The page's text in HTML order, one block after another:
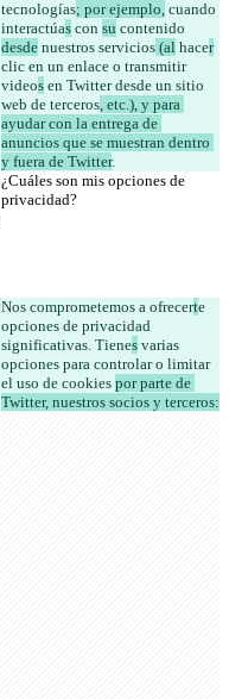
tecnologías; por ejemplo, cuando
interactúas con su contenido
desde nuestros servicios (al hacer
clic en un enlace o transmitir
videos en Twitter desde un sitio
web de terceros, etc.), y para
ayudar con la entrega de
anuncios que se muestran dentro
y fuera de Twitter
¿Cuáles son mis opciones de
Nos comprometemos a ofrecerte
opciones de privacidad
significativas. Tienes varias
opciones para controlar o limitar
el uso de cookies por parte de
Twitter, nuestros socios y terceros: